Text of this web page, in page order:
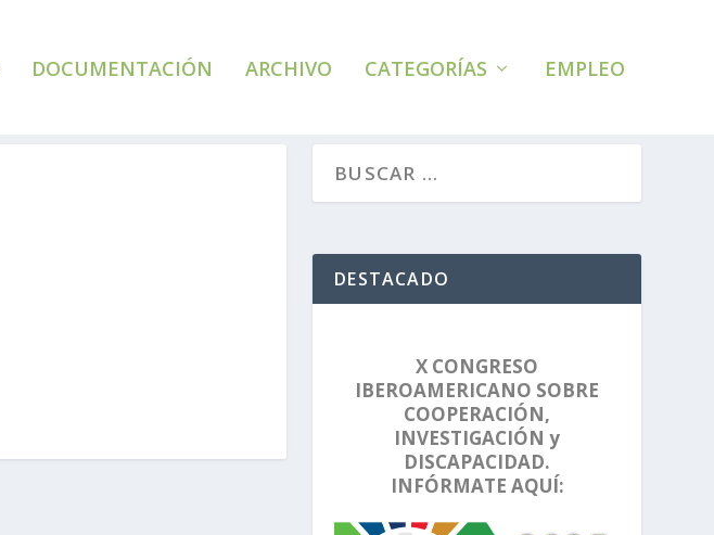
DOCUMENTACIÓN ARCHIVO CATEGORÍAS EMPLEO
DESTACADO
X CONGRESO
IBEROAMERICANO SOBRE
COOPERACIÓN,
INVESTIGACIÓN y
DISCAPACIDAD.
INFÓRMATE AQUÍ: